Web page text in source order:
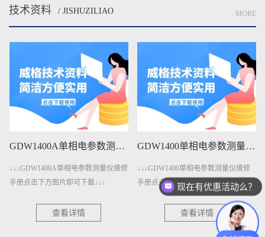
技术资料 / JISHUZILIAO MORE
GDW1400A单相电参数测量仪维修手册下载
↓↓↓GDW1400A单相电参数测量仪维修
手册点击下方图片即可下载↓↓↓
查看详情
GDW1400单相电参数测量仪维修手册下载
↓↓↓GDW1400单相电参数测量仪维修
手册点击下方图片即可下载↓↓↓
查看详情
方案报价要多久？
现在有优惠活动么？